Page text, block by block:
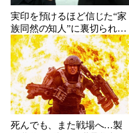
実印を預けるほど信じた“家
族同然の知人”に裏切られ
た…収益9対1、10年間の奴
隷契約で人生が一変
死んでも、また戦場へ…製